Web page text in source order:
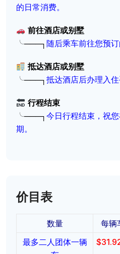
的日常消费。
前往酒店或别墅
╰───┐ 随后乘车前往您预订
抵达酒店或别墅
╰───┐ 抵达酒店后办理入住
行程结束
╰───┐ 今日行程结束，祝
期。
价目表
数量 每辆
最多二人团体一辆
$